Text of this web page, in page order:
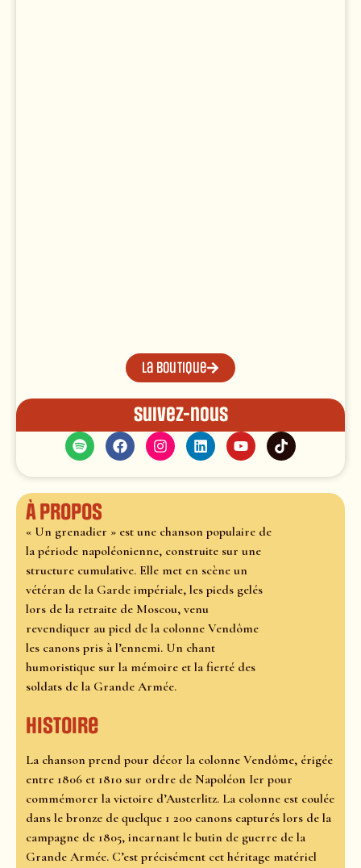
La boutique
Suivez-nous
À propos
« Un grenadier » est une chanson populaire de
la période napoléonienne, construite sur une
structure cumulative. Elle met en scène un
vétéran de la Garde impériale, les pieds gelés
lors de la retraite de Moscou, venu
revendiquer au pied de la colonne Vendôme
les canons pris à l’ennemi. Un chant
humoristique sur la mémoire et la fierté des
soldats de la Grande Armée.
Histoire
La chanson prend pour décor la colonne Vendôme, érigée
entre 1806 et 1810 sur ordre de Napoléon Ier pour
commémorer la victoire d’Austerlitz. La colonne est coulée
dans le bronze de quelque 1 200 canons capturés lors de la
campagne de 1805, incarnant le butin de guerre de la
Grande Armée. C’est précisément cet héritage matériel